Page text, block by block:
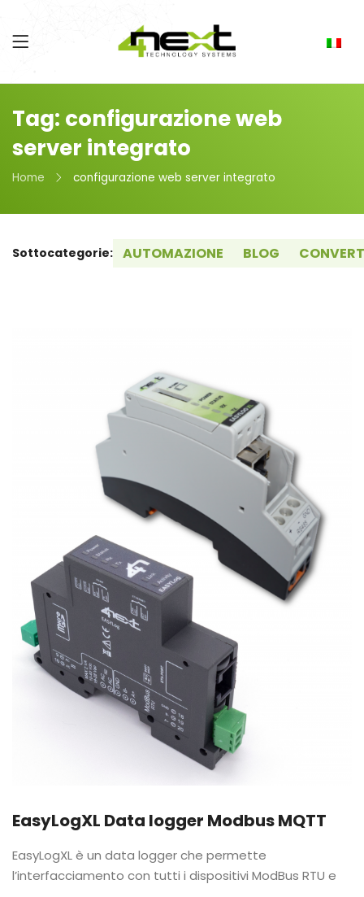
Tag: configurazione web
server integrato
Home configurazione web server integrato
Sottocategorie: AUTOMAZIONE BLOG
EasyLogXL Data logger Modbus MQTT
EasyLogXL è un data logger che permette
l’interfacciamento con tutti i dispositivi ModBus RTU e